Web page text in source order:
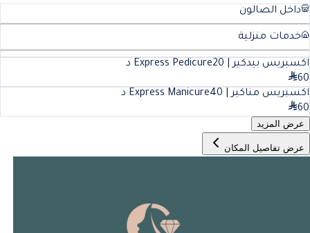
داخل الصالون
خدمات منزلية
اكسبريس بيدكير | Express Pedicure 20
د
60
اكسبريس مناكير | Express Manicure 40
د
60
عرض المزيد
عرض تفاصيل المكان